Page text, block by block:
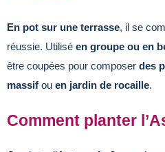
En pot sur une terrasse, il se
réussie. Utilisé en groupe ou en
être coupées pour composer des
massif ou en jardin de rocaille.
Comment planter